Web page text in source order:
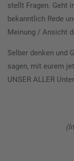
stellt Fragen. Geht
bekanntlich Rede
Meinung / Ansicht
Selber denken und
sagen, mit eurem
UNSER ALLER